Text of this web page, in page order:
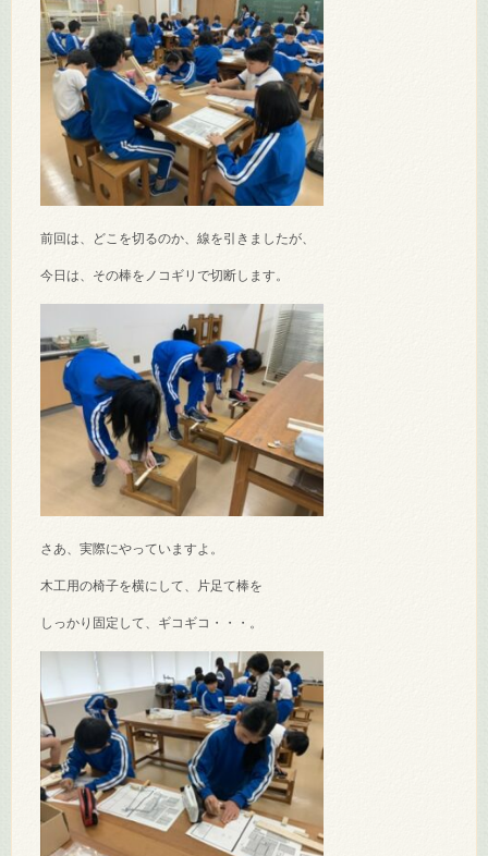
前回は、どこを切るのか、線を引きましたが、
今日は、その棒をノコギリで切断します。
さあ、実際にやっていますよ。
木工用の椅子を横にして、片足て棒を
しっかり固定して、ギコギコ・・・。